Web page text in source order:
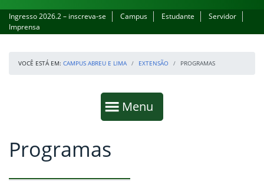
Ingresso 2026.2 – inscreva-se Campus Estudante
Servidor
Imprensa
VOCÊ ESTÁ EM: CAMPUS ABREU E LIMA EXTENSÃO PROGRAMAS
Mostrar
Menu
Fim da navegação
Início do conteúdo
Programas